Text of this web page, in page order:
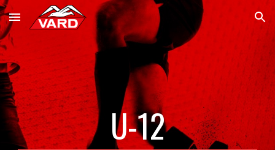
Skip to main content Skip to navigation
U-12